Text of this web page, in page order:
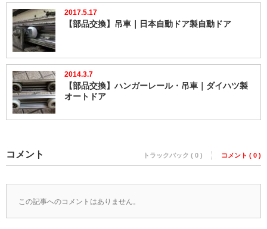
2017.5.17
【部品交換】吊車｜日本自動ドア製自動ドア
2014.3.7
【部品交換】ハンガーレール・吊車｜ダイハツ製
オートドア
コメント トラックバック ( 0 ) コメント ( 0 )
この記事へのコメントはありません。